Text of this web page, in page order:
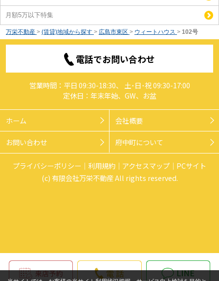
月額5万以下特集
万栄不動産 > (賃貸)地域から探す > 広島市東区 > ウィートハウス > 102号
電話でお問い合わせ
営業時間：平日 09:30-18:30、 土･日･祝 09:30-17:00
定休日：年末年始、GW、お盆
ホーム 会社概要
お問い合わせ 府中町について
プライバシーポリシー 利用規約 アクセスマップ
PCサイト
(c) 有限会社万栄不動産 All rights reserved.